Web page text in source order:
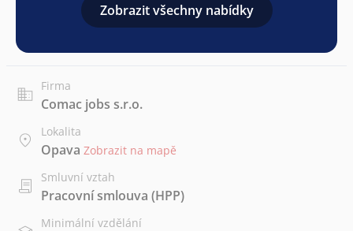
Zobrazit všechny nabídky
Firma
Comac jobs s.r.o.
Lokalita
Opava Zobrazit na mapě
Smluvní vztah
Pracovní smlouva (HPP)
Minimální vzdělání